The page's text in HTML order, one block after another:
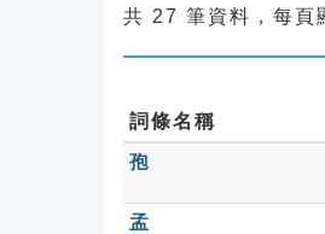
共 27 筆資料，每頁
詞條名稱
孢
孟